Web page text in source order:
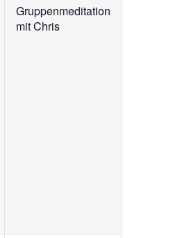
Gruppenmeditation
mit Chris